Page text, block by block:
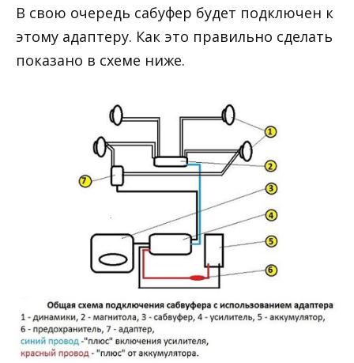
В свою очередь сабуфер будет подключен к
этому адаптеру. Как это правильно сделать
показано в схеме ниже.